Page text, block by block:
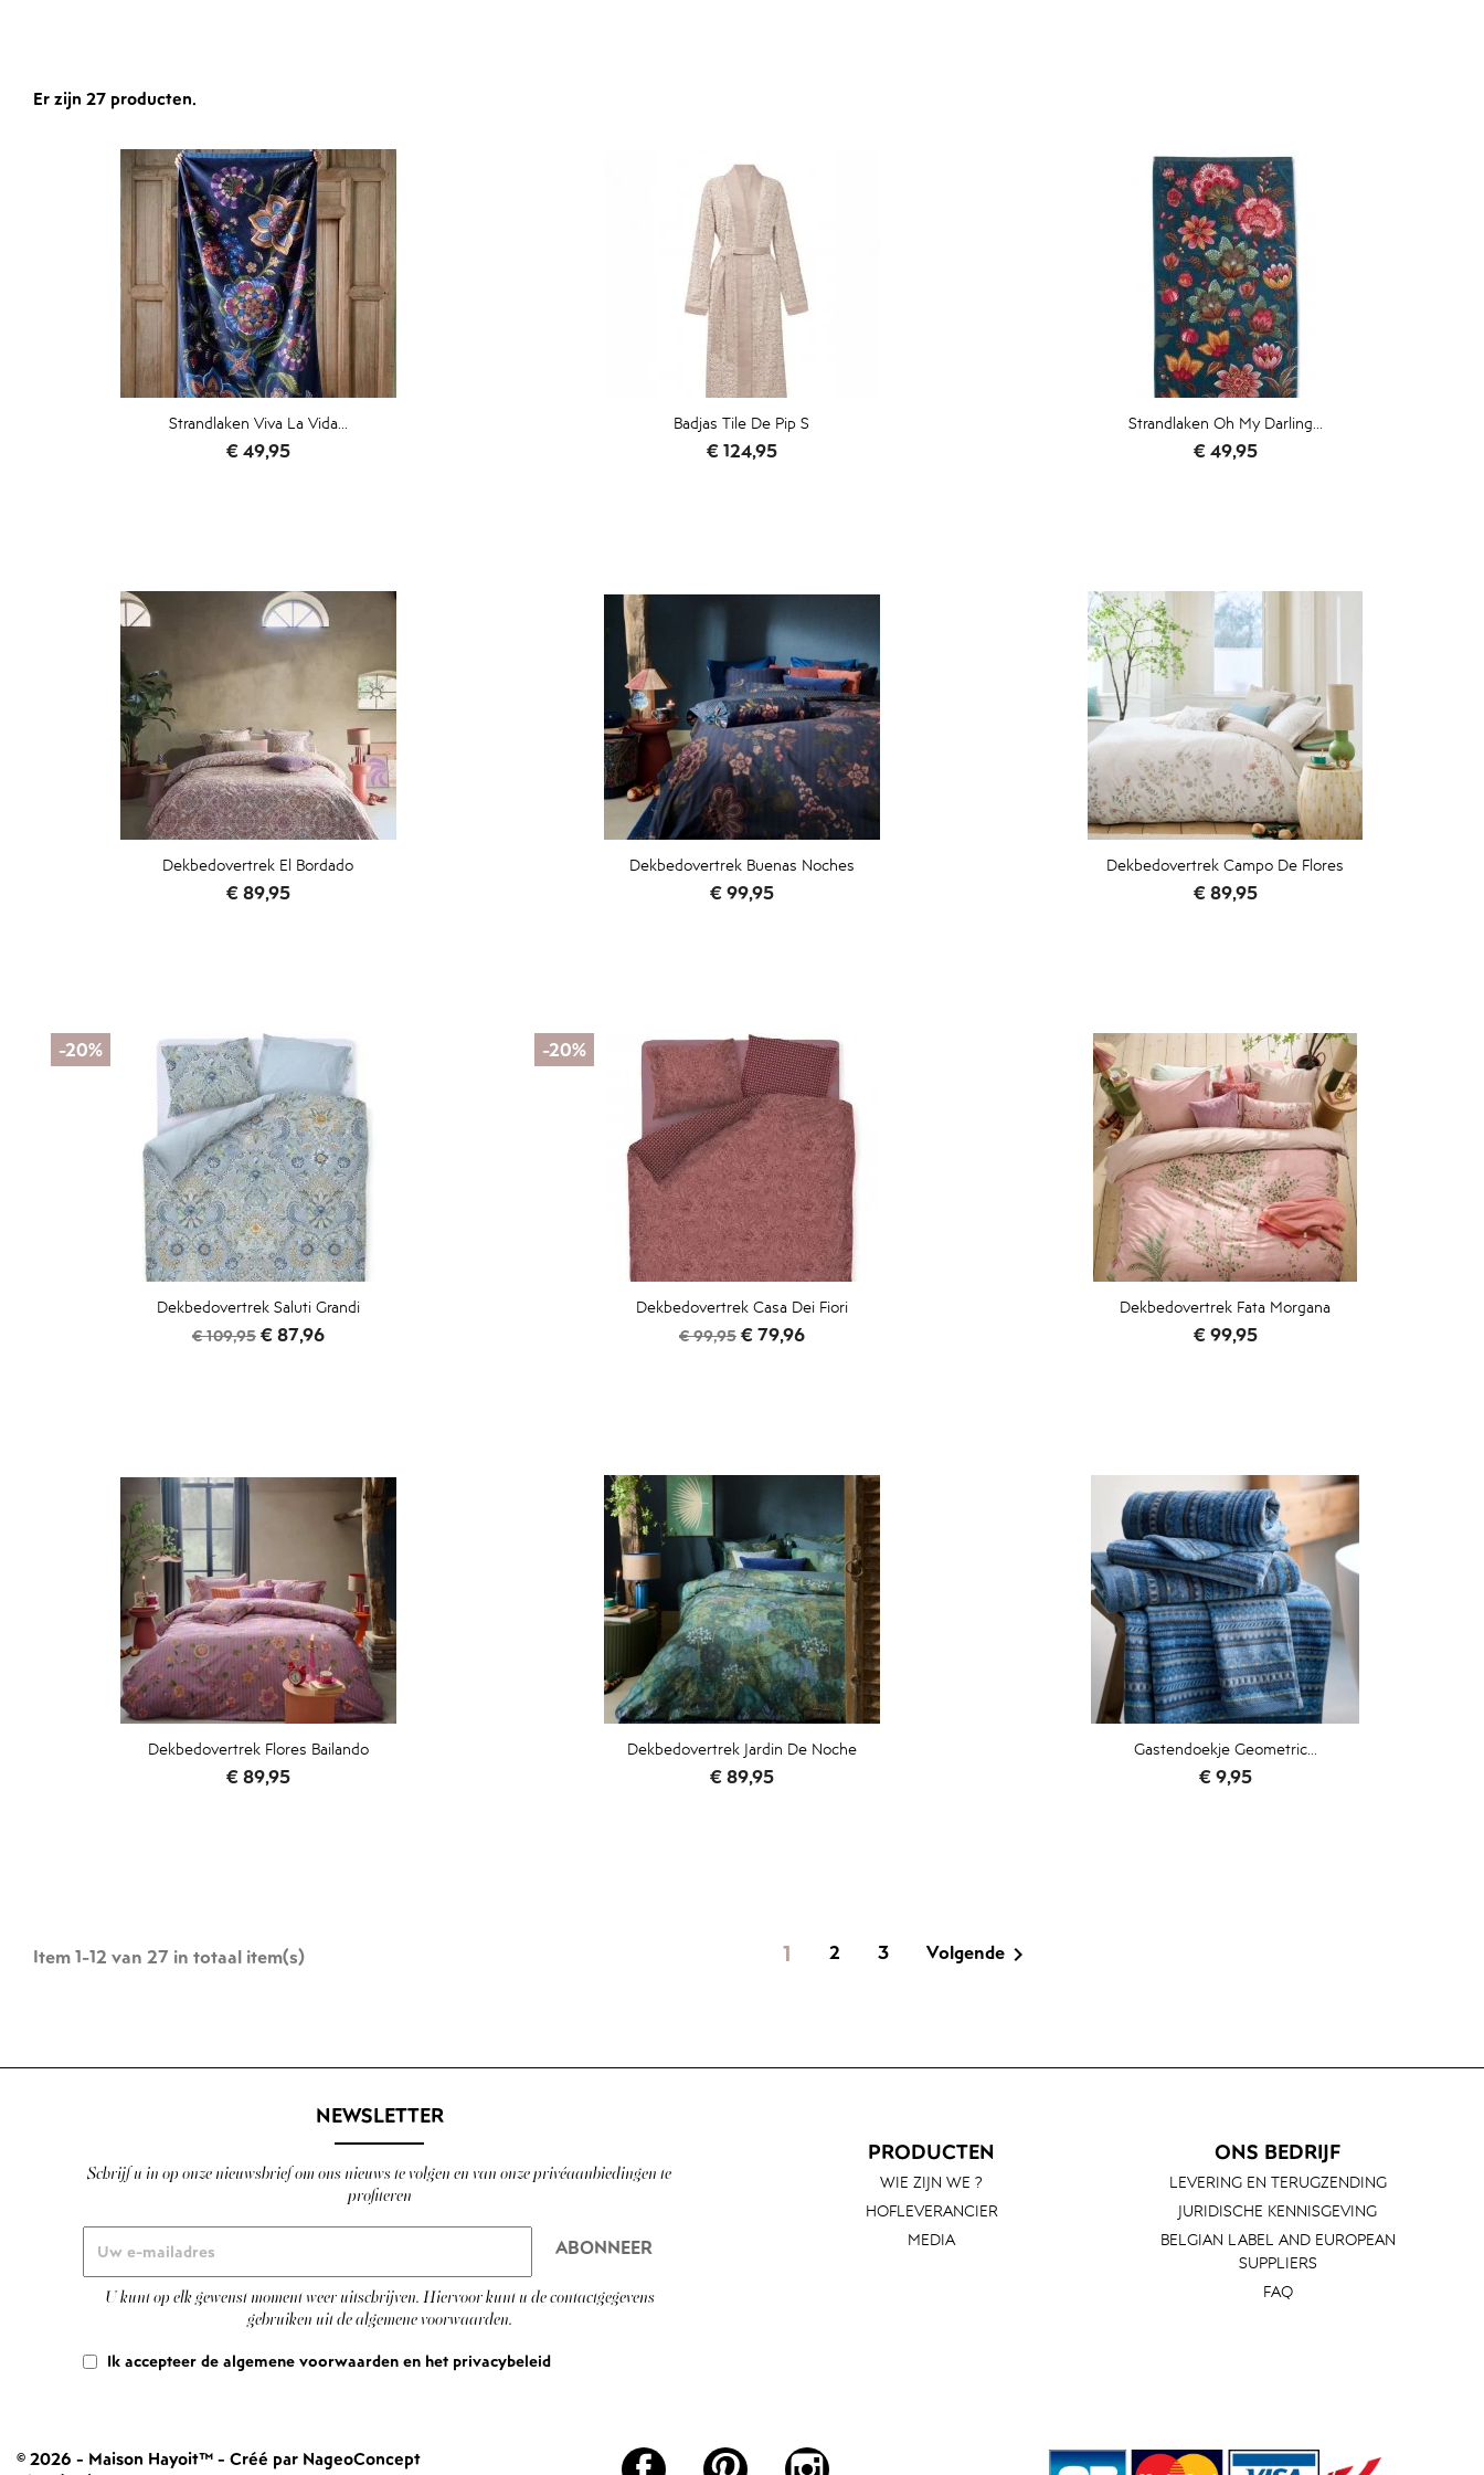
Er zijn 27 producten.
Strandlaken Viva La Vida...
Prijs
€ 49,95
Badjas Tile De Pip S
Prijs
€ 124,95
Strandlaken Oh My Darling...
Prijs
€ 49,95
Dekbedovertrek El Bordado
Prijs
€ 89,95
Dekbedovertrek Buenas Noches
Prijs
€ 99,95
Dekbedovertrek Campo De Flores
Prijs
€ 89,95
Dekbedovertrek Saluti Grandi
Normale
€ 109,95 Prijs
€ 87,96
-20%
Dekbedovertrek Casa Dei Fiori
Normale
€ 99,95 Prijs
€ 79,96
-20%
Dekbedovertrek Fata Morgana
Prijs
€ 99,95
Dekbedovertrek Flores Bailando
Prijs
€ 89,95
Dekbedovertrek Jardin De Noche
Prijs
€ 89,95
Gastendoekje Geometric...
Prijs
€ 9,95
Item 1-12 van 27 in totaal item(s) 1 2 3 Volgende
NEWSLETTER
Schrijf u in op onze nieuwsbrief om ons nieuws te volgen en van onze privéaanbiedingen te
profiteren
U kunt op elk gewenst moment weer uitschrijven. Hiervoor kunt u de contactgegevens
gebruiken uit de algemene voorwaarden.
Ik accepteer de algemene voorwaarden en het privacybeleid
PRODUCTEN
WIE ZIJN WE ?
HOFLEVERANCIER
MEDIA
ONS BEDRIJF
LEVERING EN TERUGZENDING
JURIDISCHE KENNISGEVING
BELGIAN LABEL AND EUROPEAN
SUPPLIERS
FAQ
© 2026 - Maison Hayoit™-Créé par NageoConcept
Facebook Pinterest Instagram